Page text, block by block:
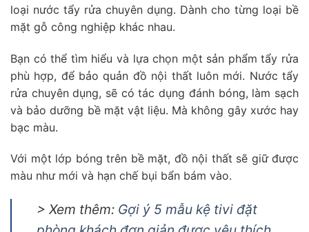
loại nước tẩy rửa chuyên dụng. Dành cho từng loại bề
mặt gỗ công nghiệp khác nhau.
Bạn có thể tìm hiểu và lựa chọn một sản phẩm tẩy rửa
phù hợp, để bảo quản đồ nội thất luôn mới. Nước tẩy
rửa chuyên dụng, sẽ có tác dụng đánh bóng, làm sạch
và bảo dưỡng bề mặt vật liệu. Mà không gây xước hay
bạc màu.
Với một lớp bóng trên bề mặt, đồ nội thất sẽ giữ được
màu như mới và hạn chế bụi bẩn bám vào.
> Xem thêm: Gợi ý 5 mẫu kệ tivi đặt